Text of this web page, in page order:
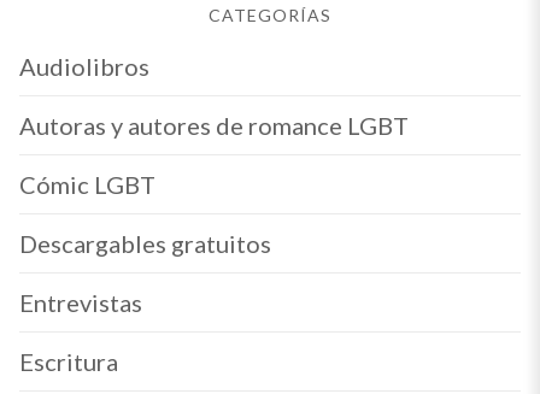
CATEGORÍAS
Audiolibros
Autoras y autores de romance LGBT
Cómic LGBT
Descargables gratuitos
Entrevistas
Escritura